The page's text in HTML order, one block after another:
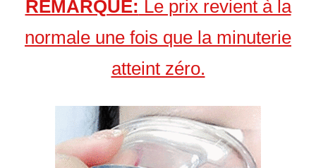
REMARQUE: Le prix revient à la
normale une fois que la minuterie
atteint zéro.